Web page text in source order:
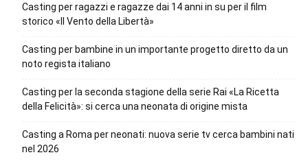
Casting per ragazzi e ragazze dai 14 anni in su per il film
storico «Il Vento della Libertà»
Casting per bambine in un importante progetto diretto da un
noto regista italiano
Casting per la seconda stagione della serie Rai «La Ricetta
della Felicità»: si cerca una neonata di origine mista
Casting a Roma per neonati: nuova serie tv cerca bambini nati
nel 2026